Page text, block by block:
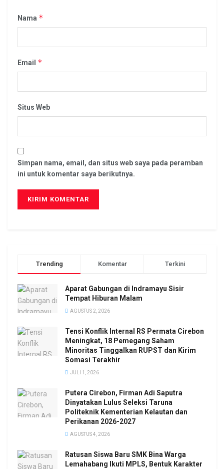
Nama *
Email *
Situs Web
Simpan nama, email, dan situs web saya pada peramban
ini untuk komentar saya berikutnya.
Trending Komentar Terkini
Aparat Gabungan di Indramayu Sisir
Tempat Hiburan Malam
AGUSTUS 2, 2026
Tensi Konflik Internal RS Permata Cirebon
Meningkat, 18 Pemegang Saham
Minoritas Tinggalkan RUPST dan Kirim
Somasi Terakhir
JULI 1, 2026
Putera Cirebon, Firman Adi Saputra
Dinyatakan Lulus Seleksi Taruna
Politeknik Kementerian Kelautan dan
Perikanan 2026-2027
AGUSTUS 4, 2026
Ratusan Siswa Baru SMK Bina Warga
Lemahabang Ikuti MPLS, Bentuk Karakter